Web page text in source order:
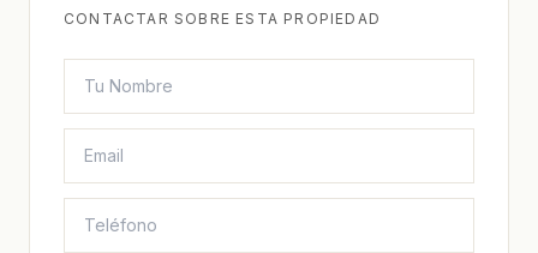
CONTACTAR SOBRE ESTA PROPIEDAD